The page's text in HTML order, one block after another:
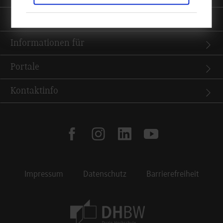
Informationen für
Portale
Kontaktinfo
facebookinstagramlinkedinyoutube
Impressum Datenschutz Barrierefreiheit